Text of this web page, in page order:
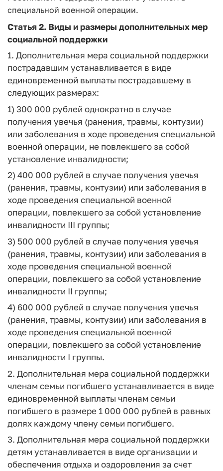
специальной военной операции.
Статья 2. Виды и размеры дополнительных мер
социальной поддержки
1. Дополнительная мера социальной поддержки
пострадавшим устанавливается в виде
единовременной выплаты пострадавшему в
следующих размерах:
1) 300 000 рублей однократно в случае
получения увечья (ранения, травмы, контузии)
или заболевания в ходе проведения специальной
военной операции, не повлекшего за собой
установление инвалидности;
2) 400 000 рублей в случае получения увечья
(ранения, травмы, контузии) или заболевания в
ходе проведения специальной военной
операции, повлекшего за собой установление
инвалидности III группы;
3) 500 000 рублей в случае получения увечья
(ранения, травмы, контузии) или заболевания в
ходе проведения специальной военной
операции, повлекшего за собой установление
инвалидности II группы;
4) 600 000 рублей в случае получения увечья
(ранения, травмы, контузии) или заболевания в
ходе проведения специальной военной
операции, повлекшего за собой установление
инвалидности I группы.
2. Дополнительная мера социальной поддержки
членам семьи погибшего устанавливается в виде
единовременной выплаты членам семьи
погибшего в размере 1 000 000 рублей в равных
долях каждому члену семьи погибшего.
3. Дополнительная мера социальной поддержки
детям устанавливается в виде организации и
обеспечения отдыха и оздоровления за счет